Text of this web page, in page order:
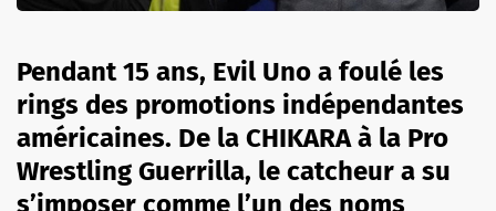
Pendant 15 ans, Evil Uno a foulé les
rings des promotions indépendantes
américaines. De la CHIKARA à la Pro
Wrestling Guerrilla, le catcheur a su
s’imposer comme l’un des noms